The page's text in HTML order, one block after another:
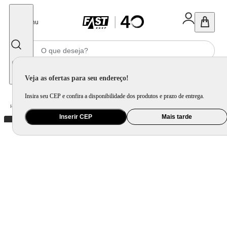
Menu
Veja as ofertas para seu endereço!
Insira seu CEP e confira a disponibilidade dos produtos e prazo de entrega.
Inserir CEP Mais tarde
Home